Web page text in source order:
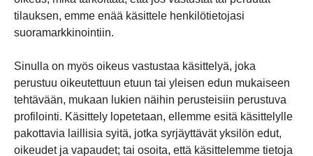
tilauksen, emme enää käsittele henkilötietojasi
suoramarkkinointiin.
Sinulla on myös oikeus vastustaa käsittelyä, joka
perustuu oikeutettuun etuun tai yleisen edun mukaiseen
tehtävään, mukaan lukien näihin perusteisiin perustuva
profilointi. Käsittely lopetetaan, ellemme esitä käsittelylle
pakottavia laillisia syitä, jotka syrjäyttävät yksilön edut,
oikeudet ja vapaudet; tai osoita, että käsittelemme tietoja